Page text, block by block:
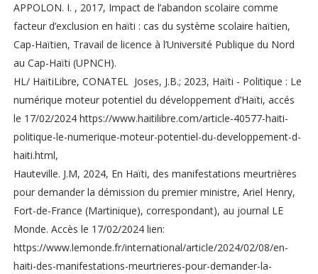
APPOLON. I. , 2017, Impact de l’abandon scolaire comme
facteur d’exclusion en haïti : cas du système scolaire haïtien,
Cap-Haïtien, Travail de licence à l’Université Publique du Nord
au Cap-Haïti (UPNCH).
HL/ HaïtiLibre, CONATEL Joses, J.B.; 2023, Haïti - Politique : Le
numérique moteur potentiel du développement d’Haïti, accés
le 17/02/2024 https://www.haitilibre.com/article-40577-haiti-
politique-le-numerique-moteur-potentiel-du-developpement-d-
haiti.html,
Hauteville. J.M, 2024, En Haïti, des manifestations meurtrières
pour demander la démission du premier ministre, Ariel Henry,
Fort-de-France (Martinique), correspondant), au journal LE
Monde. Accès le 17/02/2024 lien:
https://www.lemonde.fr/international/article/2024/02/08/en-
haiti-des-manifestations-meurtrieres-pour-demander-la-